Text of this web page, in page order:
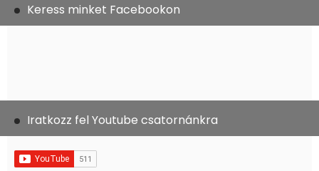
Keress minket Facebookon
Iratkozz fel Youtube csatornánkra